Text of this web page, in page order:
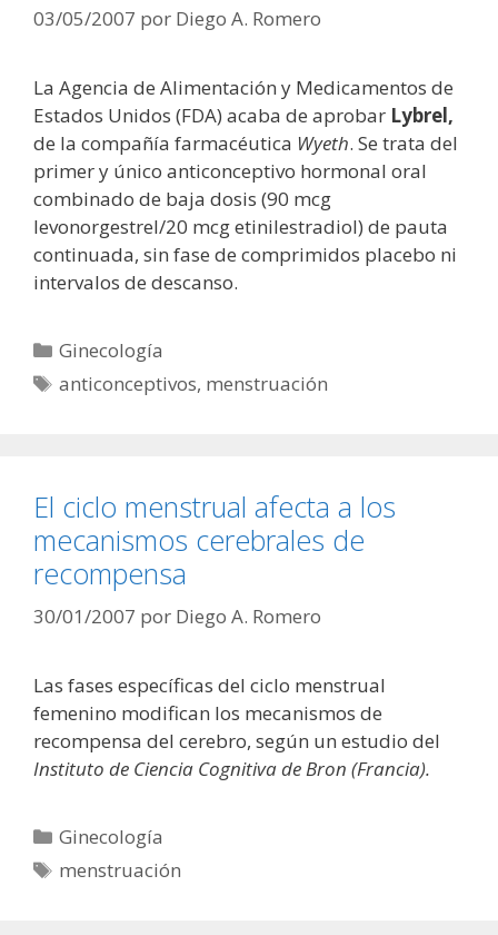
03/05/2007 por Diego A. Romero
La Agencia de Alimentación y Medicamentos de
Estados Unidos (FDA) acaba de aprobar Lybrel,
de la compañía farmacéutica Wyeth. Se trata del
primer y único anticonceptivo hormonal oral
combinado de baja dosis (90 mcg
levonorgestrel/20 mcg etinilestradiol) de pauta
continuada, sin fase de comprimidos placebo ni
intervalos de descanso.
Categorías
Ginecología
Etiquetas
anticonceptivos, menstruación
El ciclo menstrual afecta a los
mecanismos cerebrales de
recompensa
30/01/2007 por Diego A. Romero
Las fases específicas del ciclo menstrual
femenino modifican los mecanismos de
recompensa del cerebro, según un estudio del
Instituto de Ciencia Cognitiva de Bron (Francia).
Categorías
Ginecología
Etiquetas
menstruación